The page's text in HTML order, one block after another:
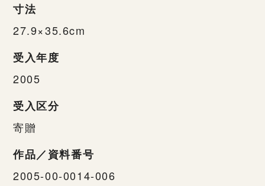
寸法
27.9×35.6cm
受入年度
2005
受入区分
寄贈
作品／資料番号
2005-00-0014-006